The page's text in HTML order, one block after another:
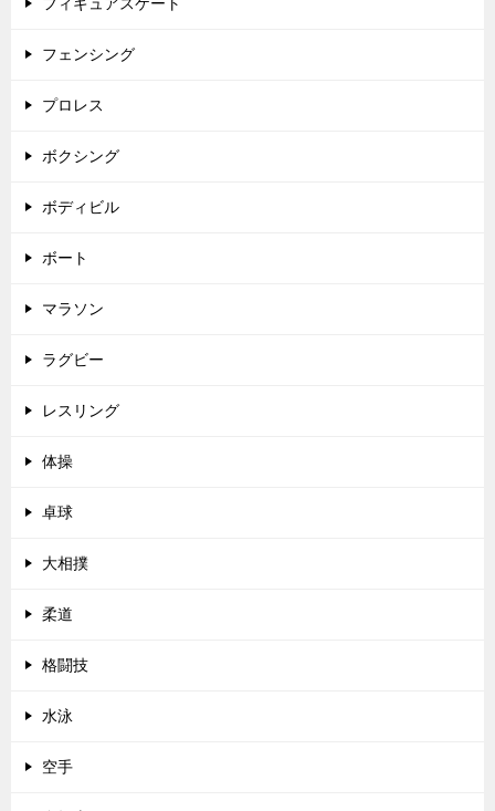
フェンシング
プロレス
ボクシング
ボディビル
ボート
マラソン
ラグビー
レスリング
体操
卓球
大相撲
柔道
格闘技
水泳
空手